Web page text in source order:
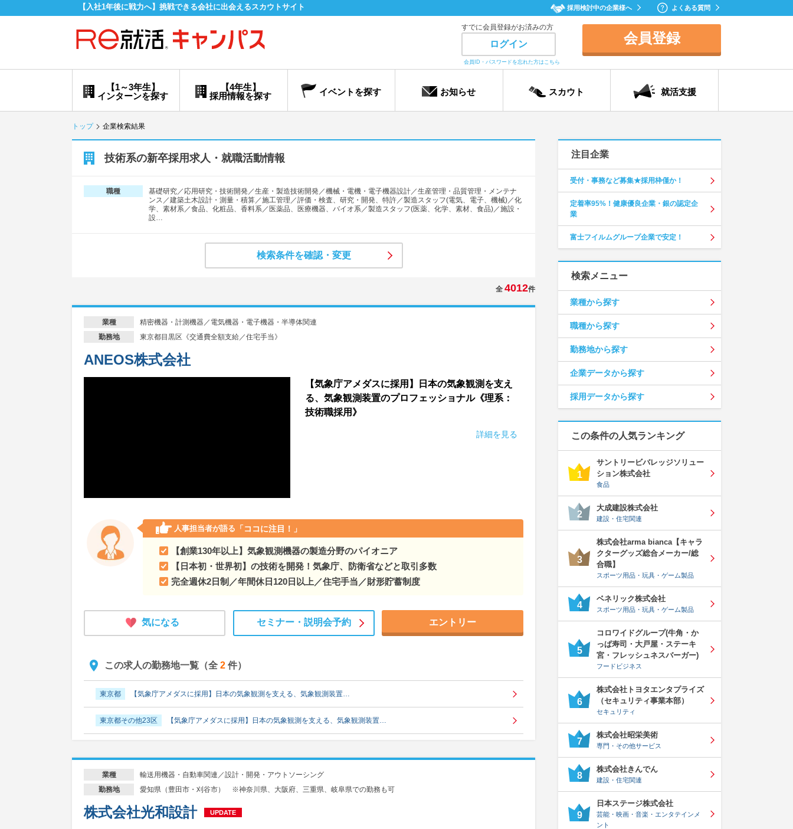
【入社1年後に戦力へ】挑戦できる会社に出会えるスカウトサイト 採用検討中の企業様へ よくある質問
すでに会員登録がお済みの方
ログイン
会員ID・パスワードを忘れた方はこちら
会員登録
【4年生】
採用情報を探す
【1～3年生】
インターンを探す
イベントを探す お知らせ スカウト 就活支援
トップ 企業検索結果
技術系の新卒採用求人・就職活動情報
職種
基礎研究／応用研究・技術開発／生産・製造技術開発／機械・電機・電子機器設計／生産管理・品質管理・メンテナ
ンス／建築土木設計・測量・積算／施工管理／評価・検査、研究・開発、特許／製造スタッフ(電気、電子、機械)／化
学、素材系／食品、化粧品、香料系／医薬品、医療機器、バイオ系／製造スタッフ(医薬、化学、素材、食品)／施設・
設…
検索条件を確認・変更
全 4012件
業種 精密機器・計測機器／電気機器・電子機器・半導体関連
勤務地 東京都目黒区《交通費全額支給／住宅手当》
ANEOS株式会社
【気象庁アメダスに採用】日本の気象観測を支え
る、気象観測装置のプロフェッショナル《理系：
技術職採用》
詳細を見る
人事担当者が語る 「ココに注目！」
【創業130年以上】気象観測機器の製造分野のパイオニア
【日本初・世界初】の技術を開発！気象庁、防衛省などと取引多数
完全週休2日制／年間休日120日以上／住宅手当／財形貯蓄制度
気になる セミナー・ 説明会予約 エントリー
この求人の勤務地一覧（全 2 件）
東京都 【気象庁アメダスに採用】日本の気象観測を支える、気象観測装置…
東京都その他23区 【気象庁アメダスに採用】日本の気象観測を支える、気象観測装置…
業種 輸送用機器・自動車関連／設計・開発・アウトソーシング
勤務地 愛知県（豊田市・刈谷市） ※神奈川県、大阪府、三重県、岐阜県での勤務も可
株式会社光和設計 UPDATE
注目企業
受付・事務など募集★採用枠僅か！
定着率95%！健康優良企業・銀の認定企
業
富士フイルムグループ企業で安定！
検索メニュー
業種から探す
職種から探す
勤務地から探す
企業データから探す
採用データから探す
この条件の人気ランキング
1
サントリービバレッジソリュー
ション株式会社
食品
2
大成建設株式会社
建設・住宅関連
3
株式会社arma bianca【キャラ
クターグッズ総合メーカー/総
合職】
スポーツ用品・玩具・ゲーム製品
4
ベネリック株式会社
スポーツ用品・玩具・ゲーム製品
5
コロワイドグループ(牛角・か
っぱ寿司・大戸屋・ステーキ
宮・フレッシュネスバーガー)
フードビジネス
6
株式会社トヨタエンタプライズ
（セキュリティ事業本部）
セキュリティ
7
株式会社昭栄美術
専門・その他サービス
8
株式会社きんでん
建設・住宅関連
9
日本ステージ株式会社
芸能・映画・音楽・エンタテインメ
ント